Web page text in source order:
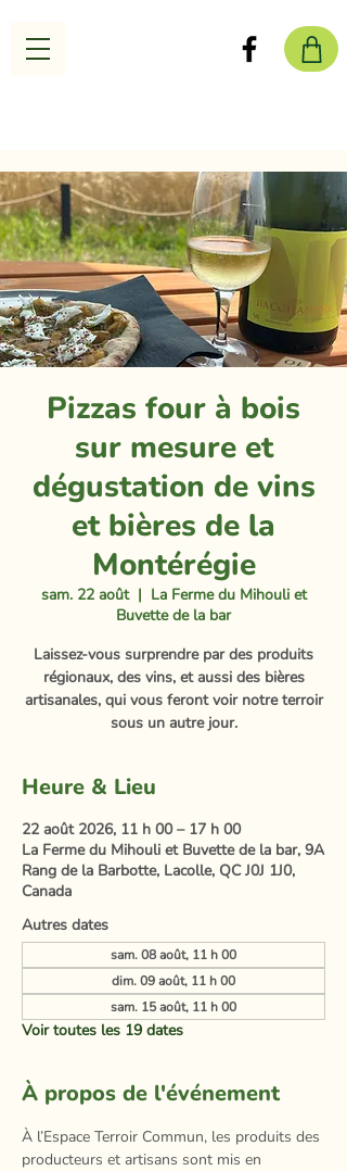
Pizzas four à bois
sur mesure et
dégustation de vins
et bières de la
Montérégie
sam. 22 août
  |
La Ferme du Mihouli et
Buvette de la bar
Laissez-vous surprendre par des produits
régionaux, des vins, et aussi des bières
artisanales, qui vous feront voir notre terroir
sous un autre jour.
Heure & Lieu
22 août 2026, 11 h 00 – 17 h 00
La Ferme du Mihouli et Buvette de la bar, 9A
Rang de la Barbotte, Lacolle, QC J0J 1J0,
Canada
Autres dates
sam. 08 août, 11 h 00
dim. 09 août, 11 h 00
sam. 15 août, 11 h 00
Voir toutes les 19 dates
À propos de l'événement
À l’Espace Terroir Commun, les produits des
producteurs et artisans sont mis en